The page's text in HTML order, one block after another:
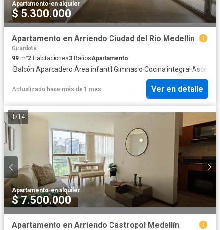
Apartamento·en alquiler
$ 5.300.000
Apartamento en Arriendo Ciudad del Rio Medellin
Girardota
99 m²2 Habitaciones3 BañosApartamento
·Balcón·Aparcadero·Área infantil ·Gimnasio·Cocina integral ·
Actualizado hace más de 1 mes Ver en detalle
1 /14
Apartamento·en alquiler
$ 7.500.000
Apartamento en Arriendo Castropol Medellín